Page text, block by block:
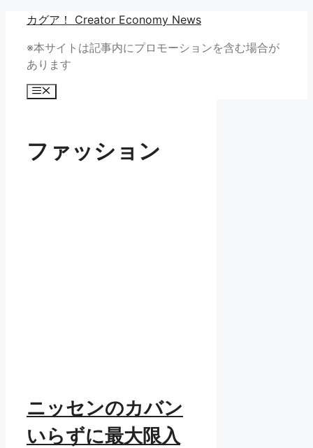
カグア！ Creator Economy News
※本サイトは記事内にプロモーションを含む場合が
あります
メ
ファッション
ニッセンのカバン
いらずに最大限入